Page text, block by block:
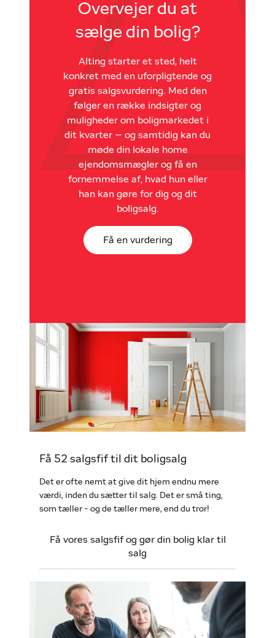
Overvejer du at
sælge din bolig?
Alting starter et sted, helt
konkret med en uforpligtende og
gratis salgsvurdering. Med den
følger en række indsigter og
muligheder om boligmarkedet i
dit kvarter – og samtidig kan du
møde din lokale home
ejendomsmægler og få en
fornemmelse af, hvad hun eller
han kan gøre for dig og dit
boligsalg.
Få en vurdering
Få 52 salgsfif til dit boligsalg
Det er ofte nemt at give dit hjem endnu mere
værdi, inden du sætter til salg. Det er små ting,
som tæller - og de tæller mere, end du tror!
Få vores salgsfif og gør din bolig klar til
salg